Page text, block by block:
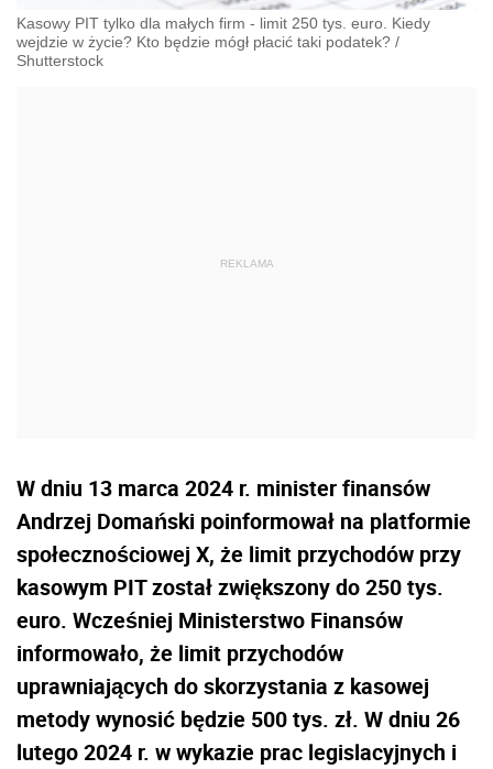
Kasowy PIT tylko dla małych firm - limit 250 tys. euro. Kiedy
wejdzie w życie? Kto będzie mógł płacić taki podatek? /
Shutterstock
W dniu 13 marca 2024 r. minister finansów
Andrzej Domański poinformował na platformie
społecznościowej X, że limit przychodów przy
kasowym PIT został zwiększony do 250 tys.
euro. Wcześniej Ministerstwo Finansów
informowało, że limit przychodów
uprawniających do skorzystania z kasowej
metody wynosić będzie 500 tys. zł. W dniu 26
lutego 2024 r. w wykazie prac legislacyjnych i